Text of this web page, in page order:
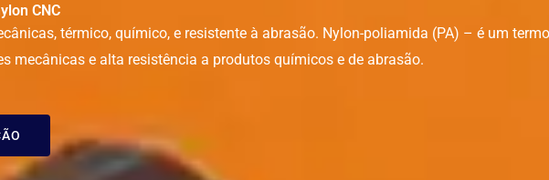
CNC
térmico, químico, e resistente à abrasão. Nylon-poliamida (PA) – é um
mecânicas e alta resistência a produtos químicos e de abrasão.